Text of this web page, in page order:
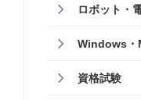
ロボット・
Windows・
資格試験